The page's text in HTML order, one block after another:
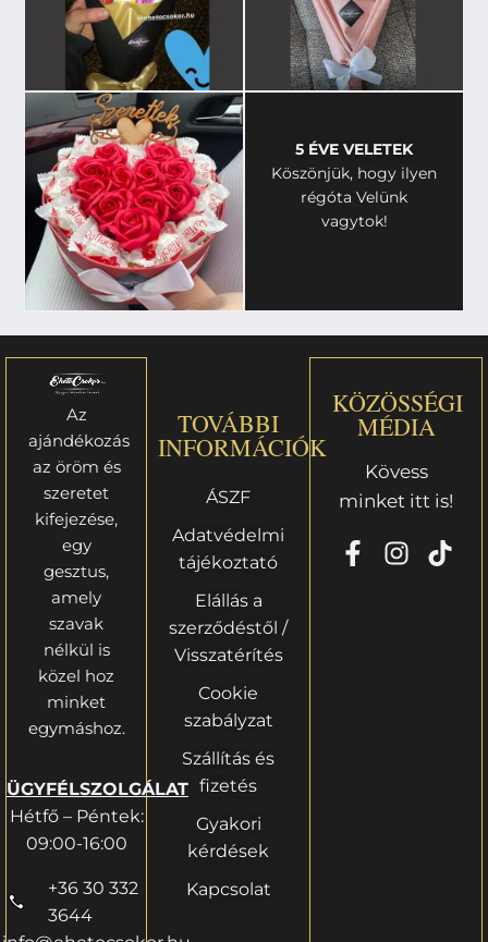
5 ÉVE VELETEK
Köszönjük, hogy ilyen
régóta Velünk
vagytok!
Az
ajándékozás
az öröm és
szeretet
kifejezése,
egy
gesztus,
amely
szavak
nélkül is
közel hoz
minket
egymáshoz.
ÜGYFÉLSZOLGÁLAT
Hétfő – Péntek:
09:00-16:00
+36 30 332
3644
TOVÁBBI
INFORMÁCIÓK
ÁSZF
Adatvédelmi
tájékoztató
Elállás a
szerződéstől /
Visszatérítés
Cookie
szabályzat
Szállítás és
fizetés
Gyakori
kérdések
Kapcsolat
KÖZÖSSÉGI
MÉDIA
Kövess
minket itt is!